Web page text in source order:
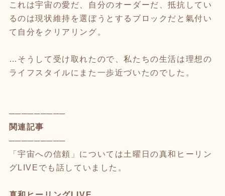
これは宇宙の愛だ、自分のオーダーだ、抵抗してい
るのは現状維持を選ぼうとするブロックだと氣付い
て自分をクリアリング。
…そうして受け取れたので、私たちの生活は理想の
ライフスタイルにまた一歩近づいたのでした。
─────────
関連記事
─────────
「宇宙への信頼」については土曜日の真和ヒーリン
グLIVEでも話していました。